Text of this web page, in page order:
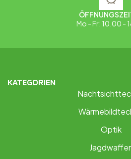
Mo - Fr: 10.00 -
KATEGORIEN
Optik